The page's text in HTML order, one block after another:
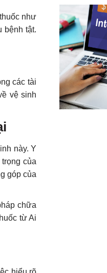
như
bệnh tật.
các tài
vệ sinh
này. Y
của
góp của
chữa
từ Ai